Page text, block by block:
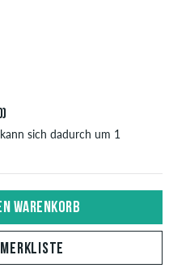
sich dadurch um 1
WARENKORB